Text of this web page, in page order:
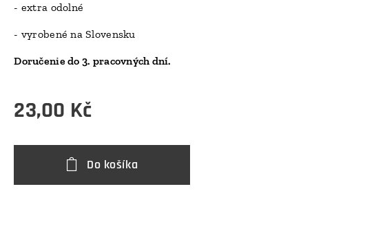
- extra odolné
- vyrobené na Slovensku
Doručenie do 3. pracovných dní.
23,00 Kč
Do košíka